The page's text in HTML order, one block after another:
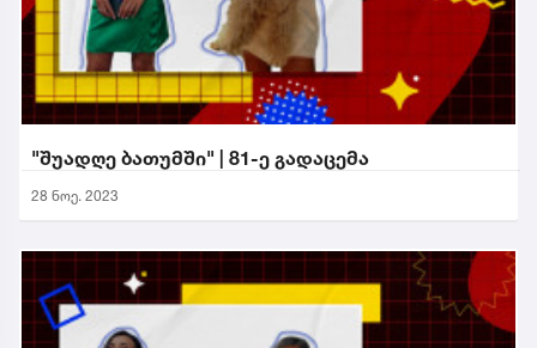
"შუადღე ბათუმში" | 81-ე გადაცემა
28 ნოე. 2023